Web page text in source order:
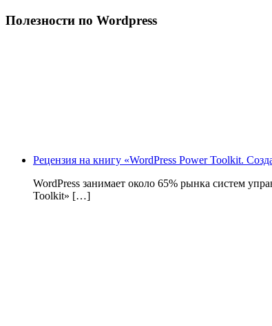
Полезности по Wordpress
Рецензия на книгу «WordPress Power Toolkit.
WordPress занимает около 65% рынка систем
Toolkit» […]